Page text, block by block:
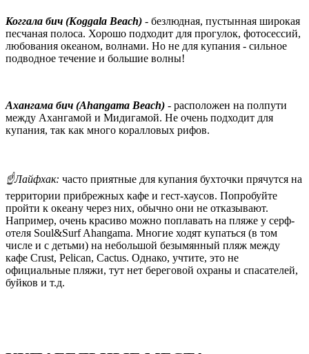
Коггала бич (Koggala Beach) - безлюдная, пустынная широкая
песчаная полоса. Хорошо подходит для прогулок, фотосессий,
любования океаном, волнами. Но не для купания - сильное
подводное течение и большие волны!
Ахангама бич (Ahangama Beach) - расположен на полпути
между Ахангамой и Мидигамой. Не очень подходит для
купания, так как много коралловых рифов.
☝️Лайфхак: часто приятные для купания бухточки прячутся на
территории прибрежных кафе и гест-хаусов. Попробуйте
пройти к океану через них, обычно они не отказывают.
Например, очень красиво можно поплавать на пляже у серф-
отеля Soul&Surf Ahangama. Многие ходят купаться (в том
числе и с детьми) на небольшой безымянный пляж между
кафе Crust, Pelican, Cactus. Однако, учтите, это не
официальные пляжи, тут нет береговой охраны и спасателей,
буйков и т.д.